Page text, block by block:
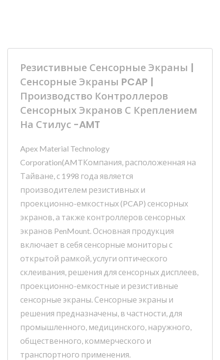
Резистивные Сенсорные Экраны |
Сенсорные Экраны PCAP |
Производство Контроллеров
Сенсорных Экранов С Креплением
На Стилус -AMT
Apex Material Technology
Corporation(AMTКомпания, расположенная на
Тайване, с 1998 года является
производителем резистивных и
проекционно-емкостных (PCAP) сенсорных
экранов, а также контроллеров сенсорных
экранов PenMount. Основная продукция
включает в себя сенсорные мониторы с
открытой рамкой, услуги оптического
склеивания, решения для сенсорных дисплеев,
проекционно-емкостные и резистивные
сенсорные экраны. Сенсорные экраны и
решения предназначены, в частности, для
промышленного, медицинского, наружного,
общественного, коммерческого и
транспортного применения.